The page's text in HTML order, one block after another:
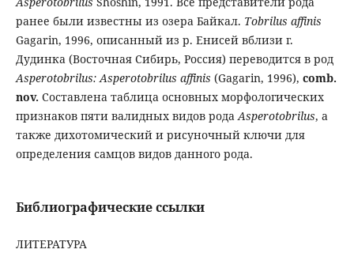
ранее были известны из озера Байкал. Tobrilus affinis
Gagarin, 1996, описанный из р. Енисей вблизи г.
Дудинка (Восточная Сибирь, Россия) переводится в род
Asperotobrilus: Asperotobrilus affinis (Gagarin, 1996), comb.
nov. Составлена таблица основных морфологических
признаков пяти валидных видов родаAsperotobrilus, а
также дихотомический и рисуночный ключи для
определения самцов видов данного рода.
Библиографические ссылки
ЛИТЕРАТУРА